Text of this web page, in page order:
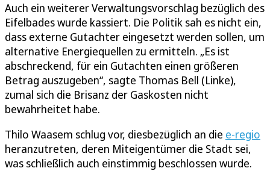
Auch ein weiterer Verwaltungsvorschlag bezüglich des
Eifelbades wurde kassiert. Die Politik sah es nicht ein,
dass externe Gutachter eingesetzt werden sollen, um
alternative Energiequellen zu ermitteln. „Es ist
abschreckend, für ein Gutachten einen größeren
Betrag auszugeben“, sagte Thomas Bell (Linke),
zumal sich die Brisanz der Gaskosten nicht
bewahrheitet habe.
Thilo Waasem schlug vor, diesbezüglich an die e-regio
heranzutreten, deren Miteigentümer die Stadt sei,
was schließlich auch einstimmig beschlossen wurde.